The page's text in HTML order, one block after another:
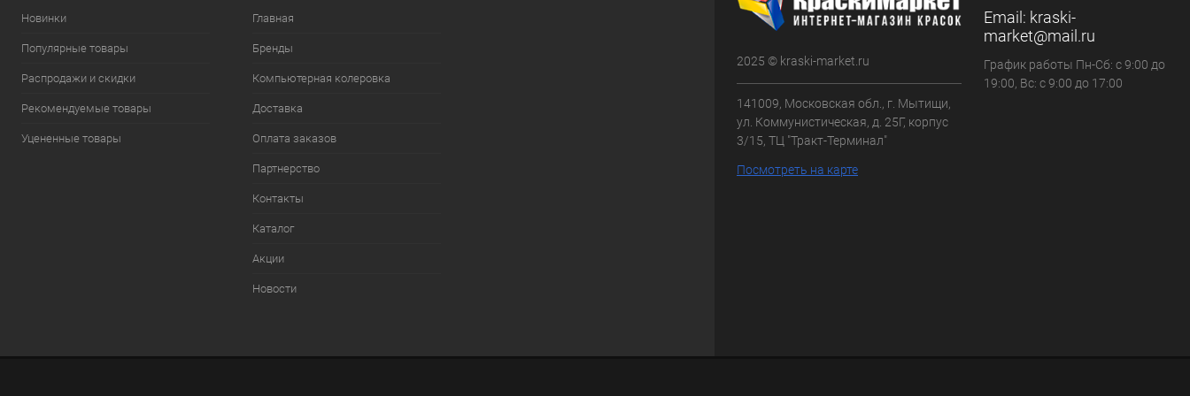
Новинки
Популярные товары
Распродажи и скидки
Рекомендуемые товары
Уцененные товары
Главная
Бренды
Компьютерная колеровка
Доставка
Оплата заказов
Партнерство
Контакты
Каталог
Акции
Новости
2025 © kraski-market.ru
141009, Московская обл., г. Мытищи,
ул. Коммунистическая, д. 25Г, корпус
3/15, ТЦ "Тракт-Терминал"
Посмотреть на карте
Email: kraski-
market@mail.ru
График работы Пн-Сб: с 9:00 до
19:00, Вс: с 9:00 до 17:00